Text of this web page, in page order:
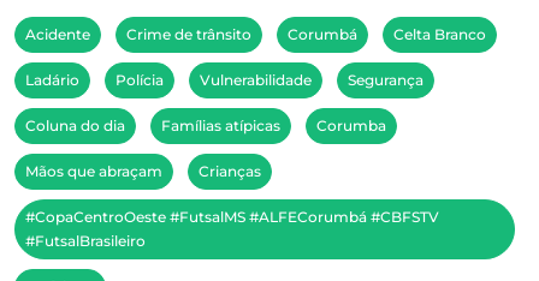
Acidente Crime de trânsito Corumbá Celta Branco
Ladário Polícia Vulnerabilidade Segurança
Coluna do dia Famílias atípicas Corumba
Mãos que abraçam Crianças
#CopaCentroOeste #FutsalMS #ALFECorumbá #CBFSTV
#FutsalBrasileiro